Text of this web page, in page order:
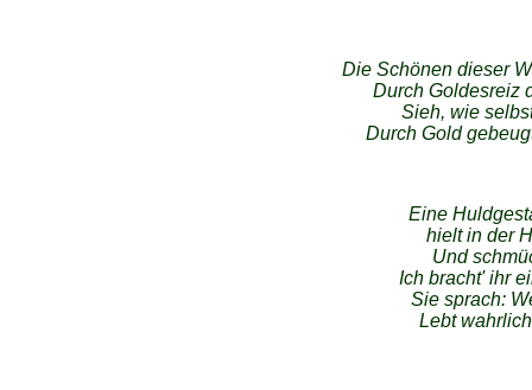
Die Schönen dieser
Durch Goldesreiz
Sieh, wie
Durch Gold
Eine
hielt in der
Und
Ich bracht' ihr
Sie sprach:
Lebt